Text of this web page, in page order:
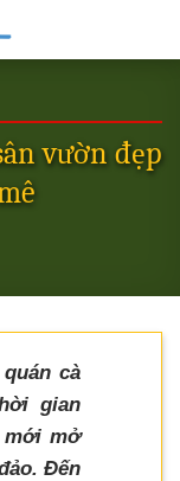
vườn đẹp
cà
gian
mở
Đến